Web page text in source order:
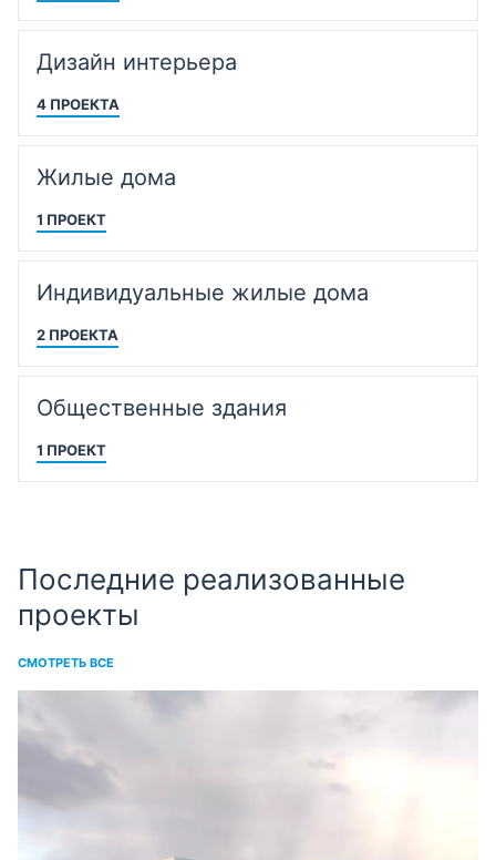
Дизайн интерьера
4 ПРОЕКТА
Жилые дома
1 ПРОЕКТ
Индивидуальные жилые дома
2 ПРОЕКТА
Общественные здания
1 ПРОЕКТ
Последние реализованные
проекты
СМОТРЕТЬ ВСЕ